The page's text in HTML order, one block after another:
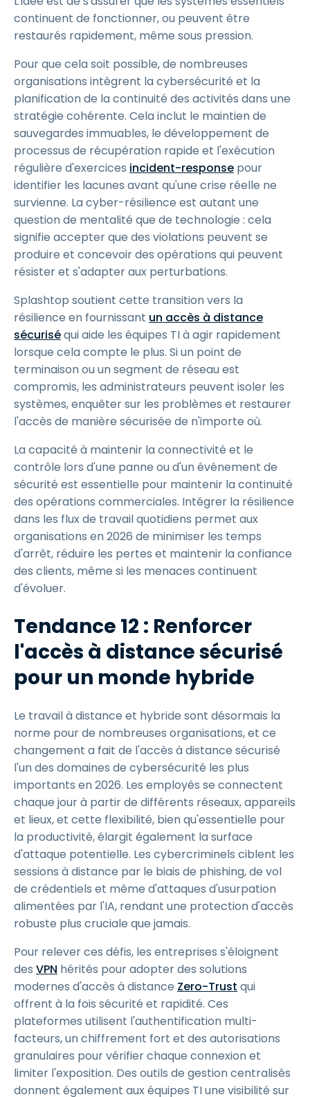
continuent de fonctionner, ou peuvent être
restaurés rapidement, même sous pression.
Pour que cela soit possible, de nombreuses
organisations intègrent la cybersécurité et la
planification de la continuité des activités dans une
stratégie cohérente. Cela inclut le maintien de
sauvegardes immuables, le développement de
processus de récupération rapide et l'exécution
régulière d'exercices incident-response pour
identifier les lacunes avant qu'une crise réelle ne
survienne. La cyber-résilience est autant une
question de mentalité que de technologie : cela
signifie accepter que des violations peuvent se
produire et concevoir des opérations qui peuvent
résister et s'adapter aux perturbations.
Splashtop soutient cette transition vers la
résilience en fournissant un accès à distance
sécuriséqui aide les équipes TI à agir rapidement
lorsque cela compte le plus. Si un point de
terminaison ou un segment de réseau est
compromis, les administrateurs peuvent isoler les
systèmes, enquêter sur les problèmes et restaurer
l'accès de manière sécurisée de n'importe où.
La capacité à maintenir la connectivité et le
contrôle lors d'une panne ou d'un événement de
sécurité est essentielle pour maintenir la continuité
des opérations commerciales. Intégrer la résilience
dans les flux de travail quotidiens permet aux
organisations en 2026 de minimiser les temps
d'arrêt, réduire les pertes et maintenir la confiance
des clients, même si les menaces continuent
d'évoluer.
Tendance 12 : Renforcer
l'accès à distance sécurisé
pour un monde hybride
Le travail à distance et hybride sont désormais la
norme pour de nombreuses organisations, et ce
changement a fait de l'accès à distance sécurisé
l'un des domaines de cybersécurité les plus
importants en 2026. Les employés se connectent
chaque jour à partir de différents réseaux, appareils
et lieux, et cette flexibilité, bien qu'essentielle pour
la productivité, élargit également la surface
d'attaque potentielle. Les cybercriminels ciblent les
sessions à distance par le biais de phishing, de vol
de crédentiels et même d'attaques d'usurpation
alimentées par l'IA, rendant une protection d'accès
robuste plus cruciale que jamais.
Pour relever ces défis, les entreprises s'éloignent
des VPN hérités pour adopter des solutions
modernes d'accès à distance Zero-Trust qui
offrent à la fois sécurité et rapidité. Ces
plateformes utilisent l'authentification multi-
facteurs, un chiffrement fort et des autorisations
granulaires pour vérifier chaque connexion et
limiter l'exposition. Des outils de gestion centralisés
donnent également aux équipes TI une visibilité sur